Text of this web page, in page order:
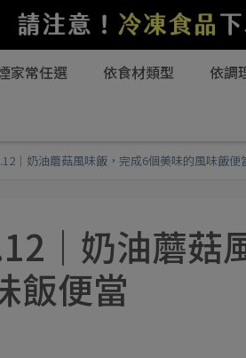
家常任選 依食材類型 依調
｜奶油蘑菇風味飯，完成6個美味的風味飯便
｜奶油蘑菇
飯便當